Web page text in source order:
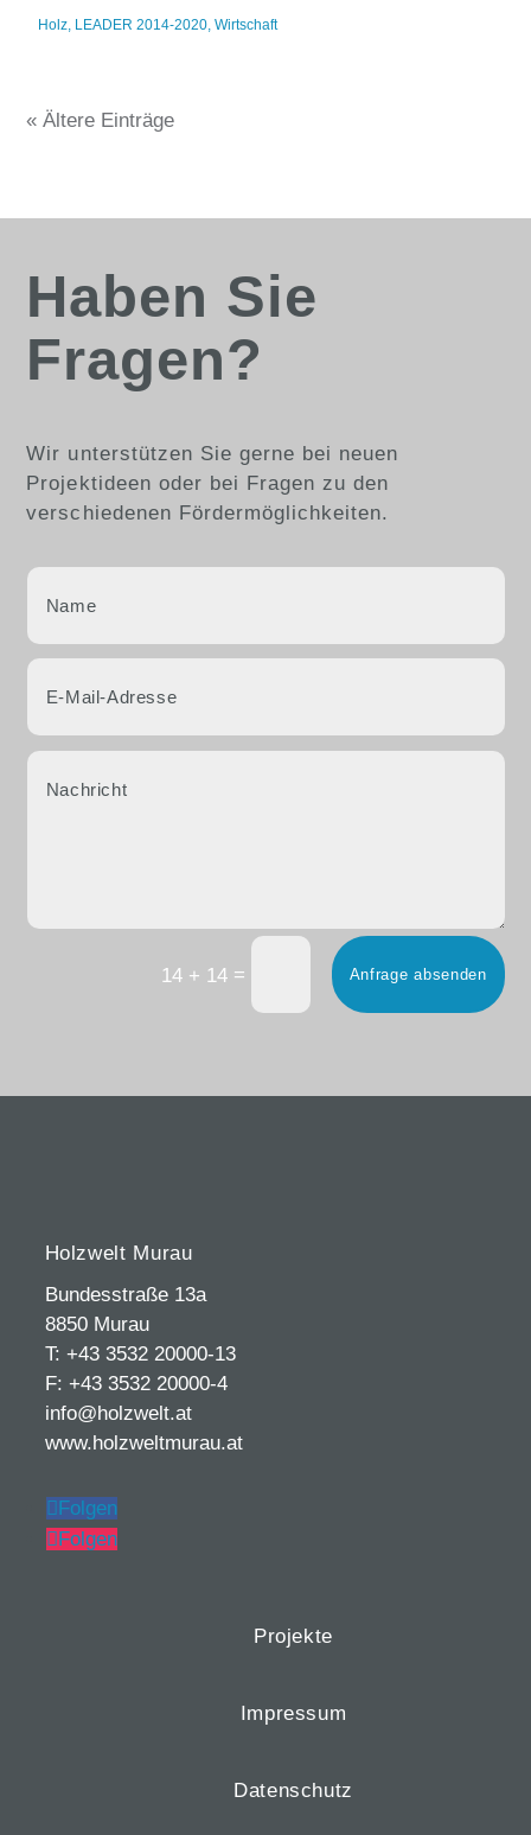
Holz, LEADER 2014-2020,Wirtschaft
« Ältere Einträge
Haben Sie
Fragen?
Wir unterstützen Sie gerne bei neuen
Projektideen oder bei Fragen zu den
verschiedenen Fördermöglichkeiten.
14 + 14= Anfrage absenden
Holzwelt Murau
Bundesstraße 13a
8850 Murau
T: +43 3532 20000-13
F: +43 3532 20000-4
info@holzwelt.at
www.holzweltmurau.at
Folgen
Folgen
Projekte
Impressum
Datenschutz